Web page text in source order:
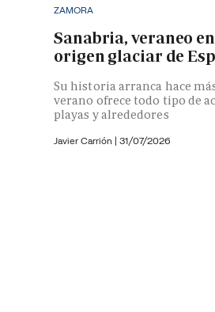
ZAMORA
Sanabria, veraneo
origen glaciar de
Su historia arranca hace
verano ofrece todo tipo de
playas y alrededores
Javier Carrión | 31/07/2026